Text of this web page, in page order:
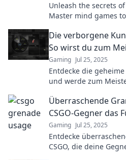
Unleash the secrets
Master mind games
Die verborgene
So wirst du zum
Gaming Jul 25, 2025
Entdecke die
und werde zum
Überraschende
CSGO-Gegner das
Gaming Jul 25, 2025
Entdecke
CSGO, die deine